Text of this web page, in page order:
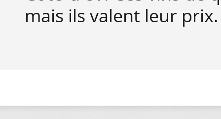
mais ils valent leur prix.